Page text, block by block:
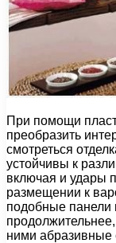
При помощи
преобразить
смотреться
устойчивы к
включая и удары
размещении к
подобные панели
ними абразивные